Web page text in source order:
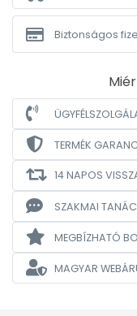
Biztonságos
TERMÉK
14 NAPOS
SZAKMAI
MEGBÍZHATÓ
MAGYAR